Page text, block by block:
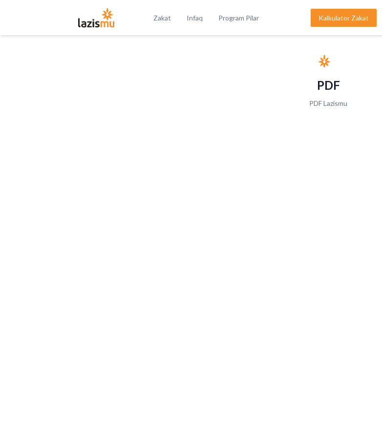
Zakat Infaq Program Pilar Kalkulator Zakat
PDF
PDF Lazismu